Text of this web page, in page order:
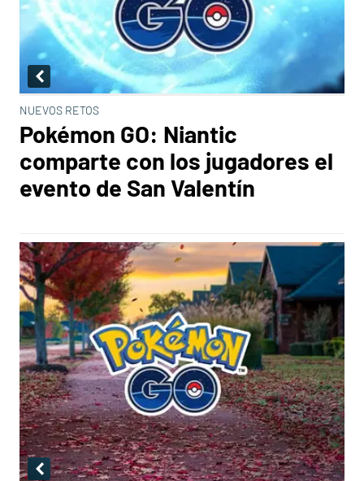
NUEVOS RETOS
Pokémon GO: Niantic
comparte con los jugadores el
evento de San Valentín